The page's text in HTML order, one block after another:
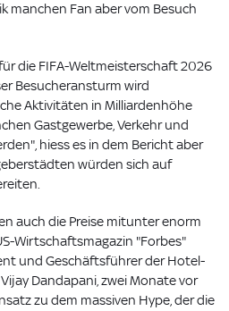
manchen Fan aber vom Besuch
die FIFA-Weltmeisterschaft 2026
Besucheransturm wird
Aktivitäten in Milliardenhöhe
Gastgewerbe, Verkehr und
hiess es in dem Bericht aber
würden sich auf
auch die Preise mitunter enorm
Wirtschaftsmagazin "Forbes"
und Geschäftsführer der Hotel-
Dandapani, zwei Monate vor
zu dem massiven Hype, der die